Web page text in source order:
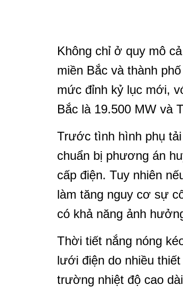
Không chỉ ở quy mô
miền Bắc và thành
mức đỉnh kỷ lục mới,
Bắc là 19.500 MW và
Trước tình hình phụ
chuẩn bị phương án
cấp điện. Tuy nhiên
làm tăng nguy cơ sự
có khả năng ảnh
Thời tiết nắng nóng
lưới điện do nhiều
trường nhiệt độ cao